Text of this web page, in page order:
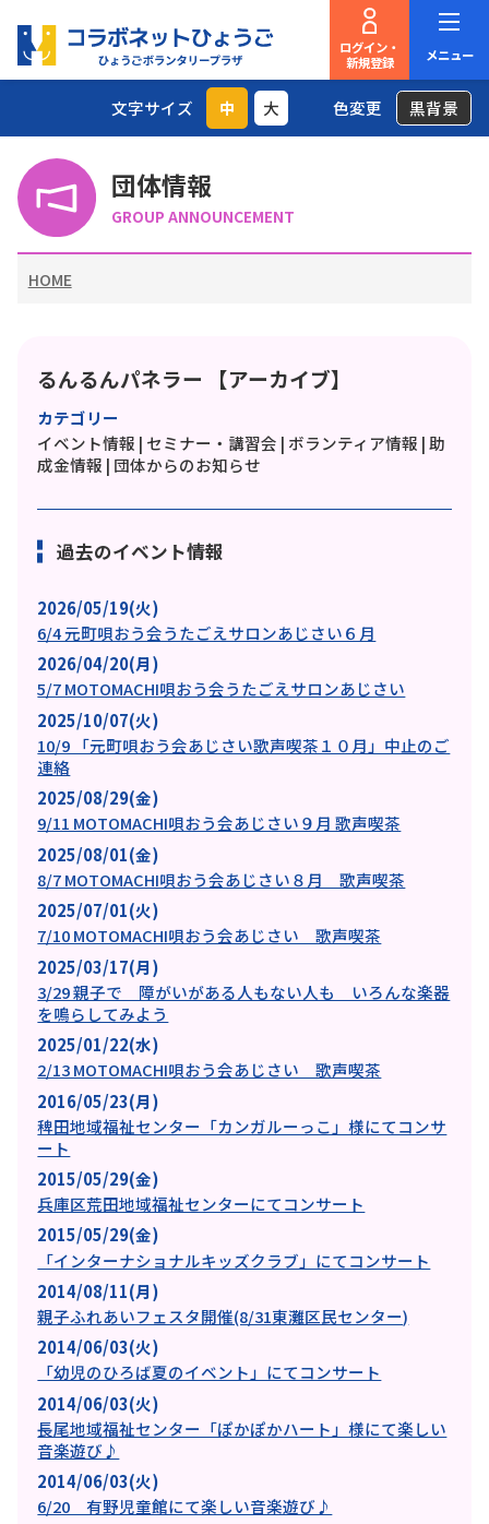
ログイン・
新規登録
メニュー
文字サイズ 中 大 色変更 黒背景
団体情報
GROUP ANNOUNCEMENT
HOME
るんるんパネラー 【アーカイブ】
カテゴリー
イベント情報 | セミナー・講習会 | ボランティア情報 |助
成金情報 | 団体からのお知らせ
過去のイベント情報
2026/05/19(火)
6/4 元町唄おう会うたごえサロンあじさい６月
2026/04/20(月)
5/7 MOTOMACHI唄おう会うたごえサロンあじさい
2025/10/07(火)
10/9 「元町唄おう会あじさい歌声喫茶１０月」中止のご
連絡
2025/08/29(金)
9/11 MOTOMACHI唄おう会あじさい９月 歌声喫茶
2025/08/01(金)
8/7 MOTOMACHI唄おう会あじさい８月 歌声喫茶
2025/07/01(火)
7/10 MOTOMACHI唄おう会あじさい 歌声喫茶
2025/03/17(月)
3/29 親子で 障がいがある人もない人も いろんな楽器
を鳴らしてみよう
2025/01/22(水)
2/13 MOTOMACHI唄おう会あじさい 歌声喫茶
2016/05/23(月)
稗田地域福祉センター「カンガルーっこ」様にてコンサ
ート
2015/05/29(金)
兵庫区荒田地域福祉センターにてコンサート
2015/05/29(金)
「インターナショナルキッズクラブ」にてコンサート
2014/08/11(月)
親子ふれあいフェスタ開催(8/31東灘区民センター)
2014/06/03(火)
「幼児のひろば夏のイベント」にてコンサート
2014/06/03(火)
長尾地域福祉センター「ぽかぽかハート」様にて楽しい
音楽遊び♪
2014/06/03(火)
6/20 有野児童館にて楽しい音楽遊び♪